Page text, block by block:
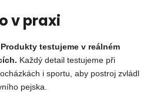
v praxi
Produkty testujeme v reálném
Každý detail testujeme při
i sportu, aby postroj zvládl
pejska.